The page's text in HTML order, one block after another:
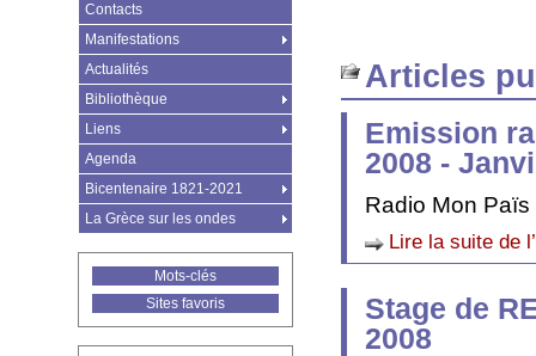
Articles
Emission
2008 -
Radio Mon Païs
Lire la suite de
Stage de
2008
Contacts
Manifestations
Actualités
Bibliothèque
Liens
Agenda
Bicentenaire 1821-2021
La Grèce sur les ondes
Mots-clés
Sites favoris